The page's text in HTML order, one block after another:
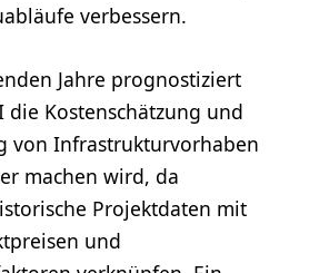
verbessern.
Jahre prognostiziert
die Kostenschätzung und
von Infrastrukturvorhaben
machen wird, da
Projektdaten mit
und